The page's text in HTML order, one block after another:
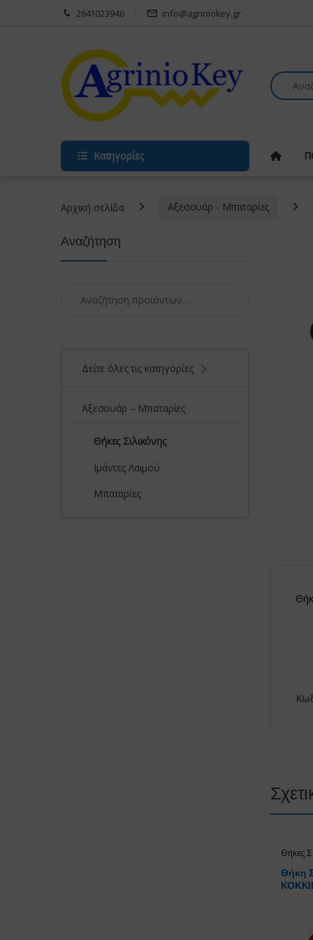
Skip to navigation
Skip to content 2641023946 info@agriniokey.gr
Search
Κατηγορίες
Αρχική σελίδα Αξεσουάρ - Μπαταρίες
Θήκες
Θήκη
Αναζήτηση
Δείτε όλες τις κατηγορίες
Αξεσουάρ – Μπαταρίες
Θήκες Σιλικόνης
Ιμάντες Λαιμού
Μπαταρίες